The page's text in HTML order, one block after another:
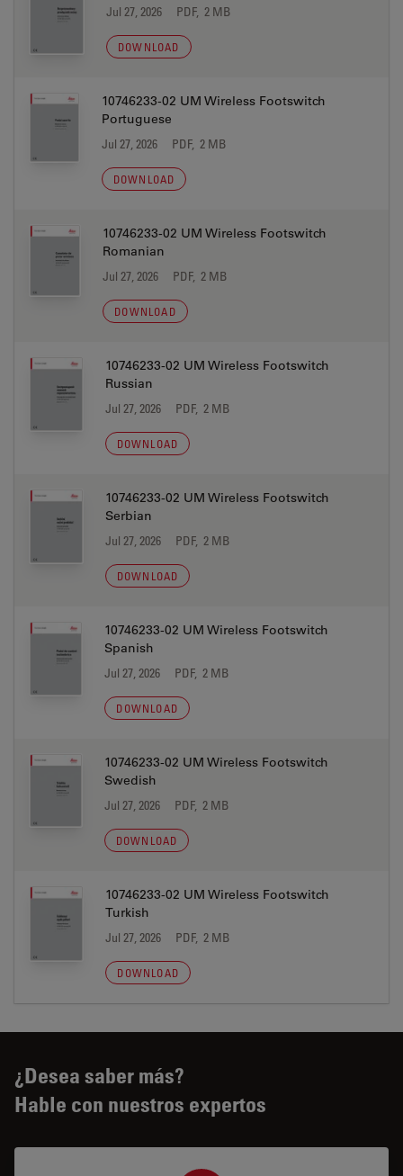
Jul 27, 2026 PDF, 2 MB
DOWNLOAD
10746233-02 UM Wireless Footswitch
Portuguese
Jul 27, 2026 PDF, 2 MB
DOWNLOAD
10746233-02 UM Wireless Footswitch
Romanian
Jul 27, 2026 PDF, 2 MB
DOWNLOAD
10746233-02 UM Wireless Footswitch
Russian
Jul 27, 2026 PDF, 2 MB
DOWNLOAD
10746233-02 UM Wireless Footswitch
Serbian
Jul 27, 2026 PDF, 2 MB
DOWNLOAD
10746233-02 UM Wireless Footswitch
Spanish
Jul 27, 2026 PDF, 2 MB
DOWNLOAD
10746233-02 UM Wireless Footswitch
Swedish
Jul 27, 2026 PDF, 2 MB
DOWNLOAD
10746233-02 UM Wireless Footswitch
Turkish
Jul 27, 2026 PDF, 2 MB
DOWNLOAD
¿Desea saber más?
Hable con nuestros expertos